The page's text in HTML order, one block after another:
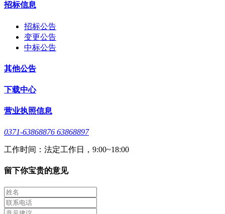
招标信息
招标公告
变更公告
中标公告
其他公告
下载中心
营业执照信息
0371-63868876 63868897
工作时间：法定工作日，9:00~18:00
留下你宝贵的意见